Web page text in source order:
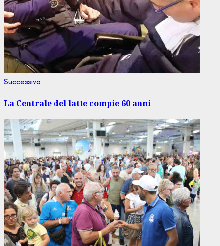
Successivo
La Centrale del latte compie 60 anni